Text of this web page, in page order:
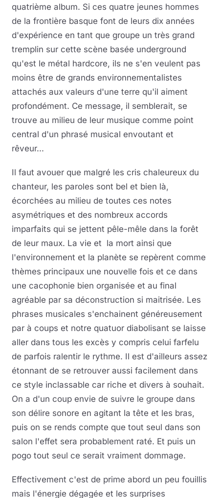
quatrième album. Si ces quatre jeunes hommes
de la frontière basque font de leurs dix années
d'expérience en tant que groupe un très grand
tremplin sur cette scène basée underground
qu'est le métal hardcore, ils ne s'en veulent pas
moins être de grands environnementalistes
attachés aux valeurs d'une terre qu'il aiment
profondément. Ce message, il semblerait, se
trouve au milieu de leur musique comme point
central d'un phrasé musical envoutant et
rêveur...
Il faut avouer que malgré les cris chaleureux du
chanteur, les paroles sont bel et bien là,
écorchées au milieu de toutes ces notes
asymétriques et des nombreux accords
imparfaits qui se jettent pêle-mêle dans la forêt
de leur maux. La vie et la mort ainsi que
l'environnement et la planète se repèrent comme
thèmes principaux une nouvelle fois et ce dans
une cacophonie bien organisée et au final
agréable par sa déconstruction si maitrisée. Les
phrases musicales s'enchainent généreusement
par à coups et notre quatuor diabolisant se laisse
aller dans tous les excès y compris celui farfelu
de parfois ralentir le rythme. Il est d'ailleurs assez
étonnant de se retrouver aussi facilement dans
ce style inclassable car riche et divers à souhait.
On a d'un coup envie de suivre le groupe dans
son délire sonore en agitant la tête et les bras,
puis on se rends compte que tout seul dans son
salon l'effet sera probablement raté. Et puis un
pogo tout seul ce serait vraiment dommage.
Effectivement c'est de prime abord un peu fouillis
mais l'énergie dégagée et les surprises